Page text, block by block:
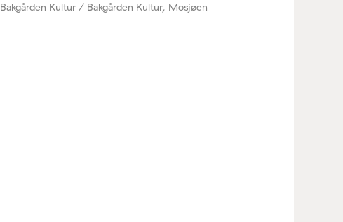
Bakgården Kultur / Bakgården Kultur, Mosjøen